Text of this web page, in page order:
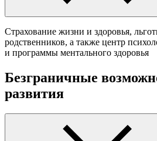
Cтрахование жизни и здоровья,
родственников, а также центр
и программы ментального здоровья
Безграничные
развития